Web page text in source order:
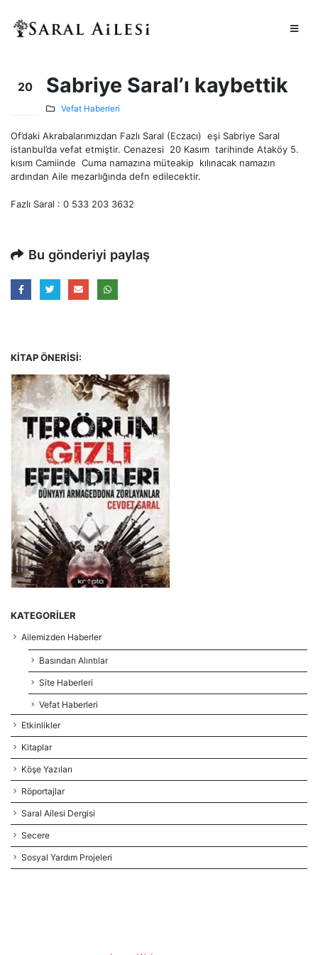
20 Sabriye Saral’ı kaybettik
Vefat Haberleri
Of’daki Akrabalarımızdan Fazlı Saral (Eczacı) eşi Sabriye Saral
istanbul’da vefat etmiştir. Cenazesi 20 Kasım tarihinde Ataköy 5.
kısım Camiinde Cuma namazına müteakip kılınacak namazın
ardından Aile mezarlığında defn edilecektir.
Fazlı Saral : 0 533 203 3632
Bu gönderiyi paylaş
KITAP ÖNERISI:
KATEGORILER
Ailemizden Haberler
Basından Alıntılar
Site Haberleri
Vefat Haberleri
Etkinlikler
Kitaplar
Köşe Yazıları
Röportajlar
Saral Ailesi Dergisi
Secere
Sosyal Yardım Projeleri